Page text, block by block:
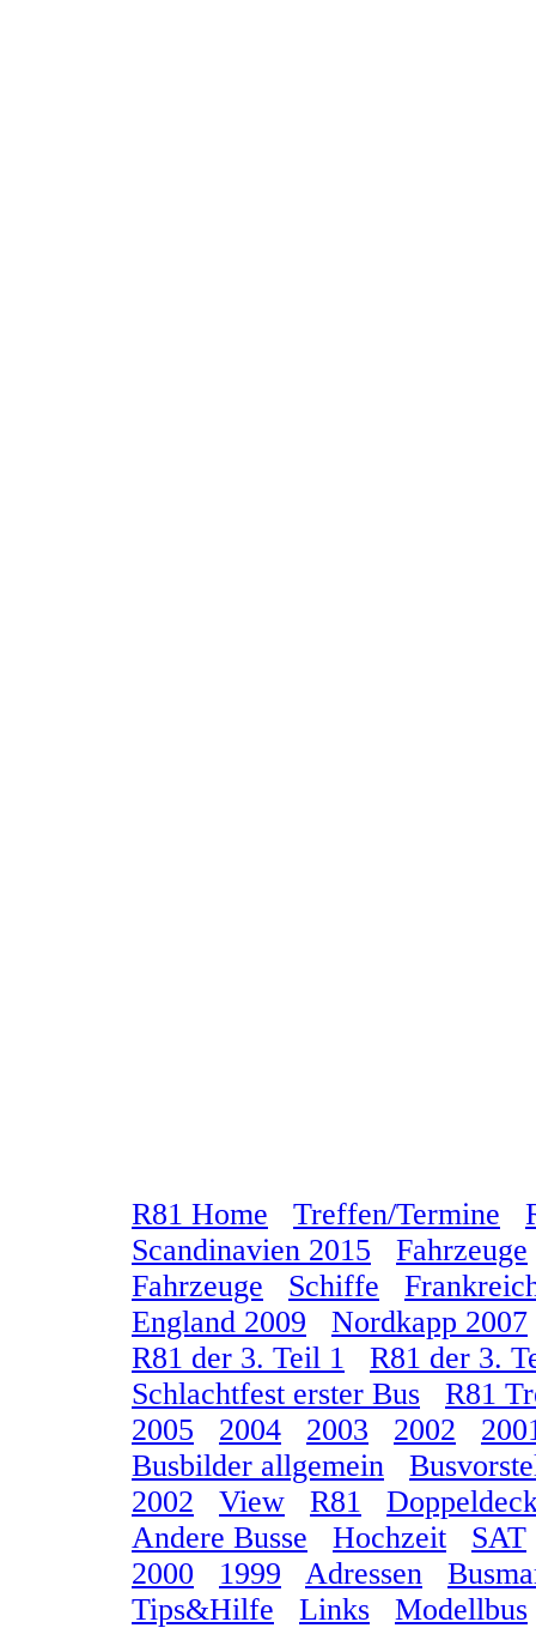
R81 Home Treffen/Termine
Scandinavien 2015
Fahrzeuge
Fahrzeuge
Schiffe
England 2009
Nordkapp 2007
R81 der 3. Teil 1
R81 der 3.
Schlachtfest erster Bus
R81
2005
2004 2003 2002
Busbilder allgemein
2002
View R81
Andere Busse
Hochzeit
SAT
2000
1999 Adressen
Tips&Hilfe
Links Modellbus